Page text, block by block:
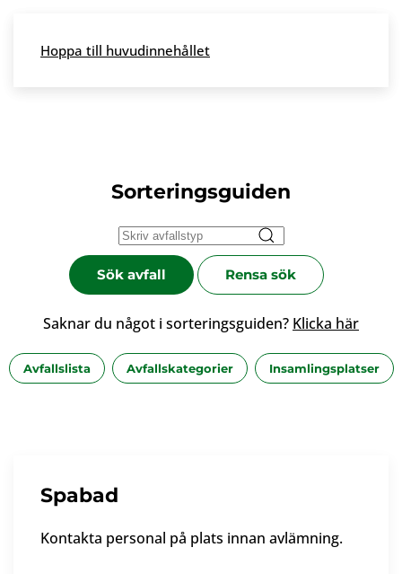
Skip to main content
Hoppa till huvudinnehållet
Sorteringsguiden
Sök avfall Rensa sök
Saknar du något i sorteringsguiden? Klicka här
Avfallslista Avfallskategorier Insamlingsplatser
Spabad
Kontakta personal på plats innan avlämning.